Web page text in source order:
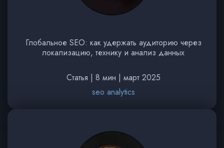
Глобальное SEO: как удержать аудиторию через
локализацию, технику и анализ данных
Статья | 8 мин | март 2025
seo analytics